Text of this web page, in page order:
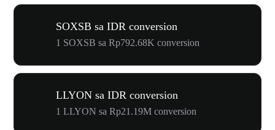
SOXSB sa IDR conversion
1 SOXSB sa Rp792.68K conversion
LLYON sa IDR conversion
1 LLYON sa Rp21.19M conversion